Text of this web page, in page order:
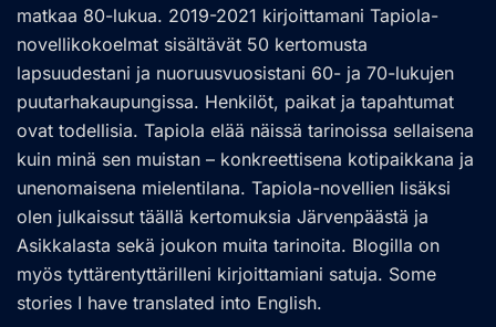
matkaa 80-lukua. 2019-2021 kirjoittamani Tapiola-
novellikokoelmat sisältävät 50 kertomusta
lapsuudestani ja nuoruusvuosistani 60- ja 70-lukujen
puutarhakaupungissa. Henkilöt, paikat ja tapahtumat
ovat todellisia. Tapiola elää näissä tarinoissa sellaisena
kuin minä sen muistan – konkreettisena kotipaikkana ja
unenomaisena mielentilana. Tapiola-novellien lisäksi
olen julkaissut täällä kertomuksia Järvenpäästä ja
Asikkalasta sekä joukon muita tarinoita. Blogilla on
myös tyttärentyttärilleni kirjoittamiani satuja. Some
stories I have translated into English.